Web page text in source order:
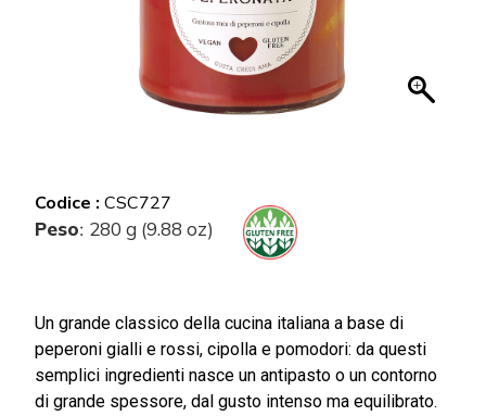
Codice : CSC727
Peso: 280 g (9.88 oz)
Un grande classico della cucina italiana a base di
peperoni gialli e rossi, cipolla e pomodori: da questi
semplici ingredienti nasce un antipasto o un contorno
di grande spessore, dal gusto intenso ma equilibrato.